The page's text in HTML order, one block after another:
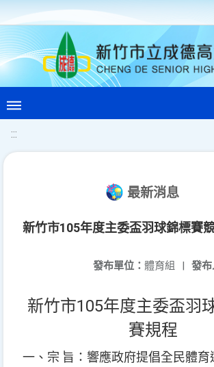
:::
最新消息
新竹市105年度主委盃羽球錦標賽
發布
發布單位： 體育組 |
新竹市105年度主委盃羽
賽規程
一、宗 旨：響應政府提倡全民體